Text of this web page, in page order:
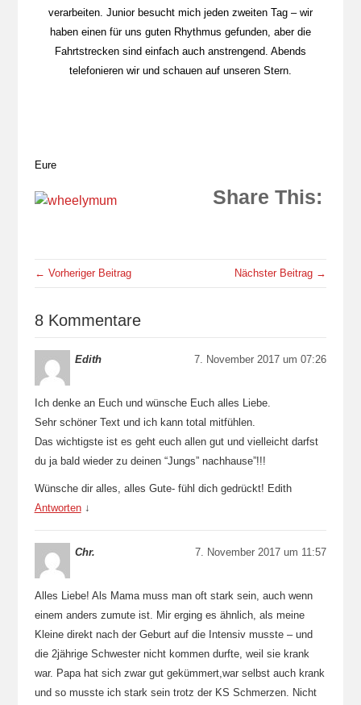
verarbeiten. Junior besucht mich jeden zweiten Tag – wir
haben einen für uns guten Rhythmus gefunden, aber die
Fahrtstrecken sind einfach auch anstrengend. Abends
telefonieren wir und schauen auf unseren Stern.
Eure
Share This:
← Vorheriger Beitrag Nächster Beitrag →
8 Kommentare
Edith 7. November 2017 um 07:26
Ich denke an Euch und wünsche Euch alles Liebe.
Sehr schöner Text und ich kann total mitfühlen.
Das wichtigste ist es geht euch allen gut und vielleicht darfst
du ja bald wieder zu deinen “Jungs” nachhause”!!!
Wünsche dir alles, alles Gute- fühl dich gedrückt! Edith
Antworten ↓
Chr. 7. November 2017 um 11:57
Alles Liebe! Als Mama muss man oft stark sein, auch wenn
einem anders zumute ist. Mir erging es ähnlich, als meine
Kleine direkt nach der Geburt auf die Intensiv musste – und
die 2jährige Schwester nicht kommen durfte, weil sie krank
war. Papa hat sich zwar gut gekümmert,war selbst auch krank
und so musste ich stark sein trotz der KS Schmerzen. Nicht